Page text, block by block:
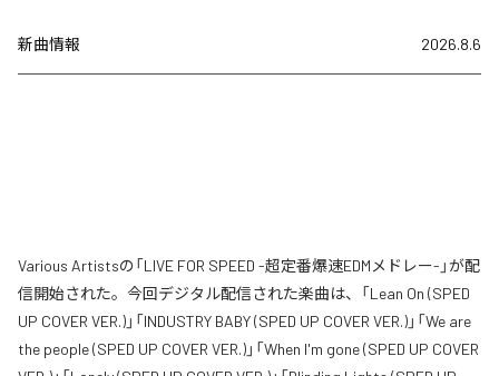
新曲情報 2026.8.6
Various Artistsの「LIVE FOR SPEED -超定番爆速EDMメドレー-」が配
信開始された。今回デジタル配信された楽曲は、「Lean On (SPED
UP COVER VER.)」「INDUSTRY BABY (SPED UP COVER VER.)」「We are
the people (SPED UP COVER VER.)」「When I'm gone (SPED UP COVER